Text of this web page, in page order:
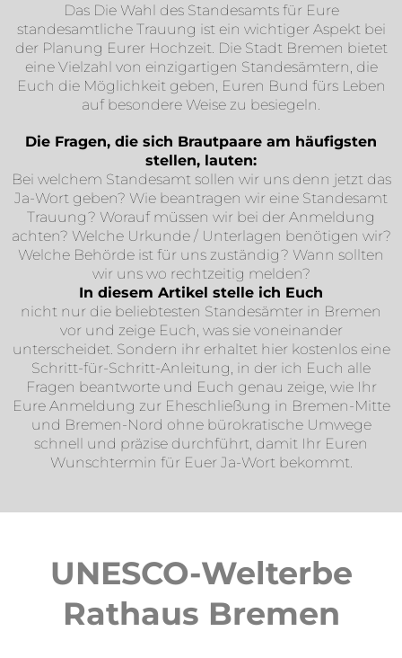
Das Die Wahl des Standesamts für Eure
standesamtliche Trauung ist ein wichtiger Aspekt bei
der Planung Eurer Hochzeit. Die Stadt Bremen bietet
eine Vielzahl von einzigartigen Standesämtern, die
Euch die Möglichkeit geben, Euren Bund fürs Leben
auf besondere Weise zu besiegeln.
Die Fragen, die sich Brautpaare am häufigsten
stellen, lauten:
Bei welchem Standesamt sollen wir uns denn jetzt das
Ja-Wort geben? Wie beantragen wir eine Standesamt
Trauung? Worauf müssen wir bei der Anmeldung
achten? Welche Urkunde / Unterlagen benötigen wir?
Welche Behörde ist für uns zuständig? Wann sollten
wir uns wo rechtzeitig melden?
In diesem Artikel stelle ich Euch
nicht nur die beliebtesten Standesämter in Bremen
vor und zeige Euch, was sie voneinander
unterscheidet. Sondern ihr erhaltet hier kostenlos eine
Schritt-für-Schritt-Anleitung, in der ich Euch alle
Fragen beantworte und Euch genau zeige, wie Ihr
Eure Anmeldung zur Eheschließung in Bremen-Mitte
und Bremen-Nord ohne bürokratische Umwege
schnell und präzise durchführt, damit Ihr Euren
Wunschtermin für Euer Ja-Wort bekommt.
UNESCO-Welterbe
Rathaus Bremen​